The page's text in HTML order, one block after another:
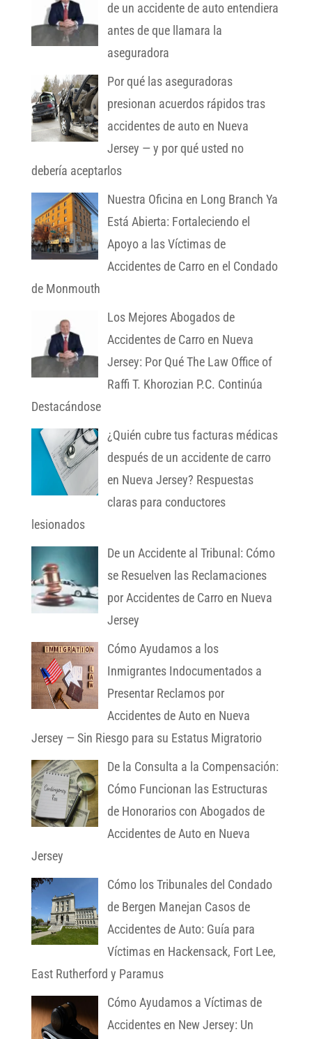
de un accidente de auto entendiera
antes de que llamara la
aseguradora
Por qué las aseguradoras
presionan acuerdos rápidos tras
accidentes de auto en Nueva
Jersey — y por qué usted no
debería aceptarlos
Nuestra Oficina en Long Branch Ya
Está Abierta: Fortaleciendo el
Apoyo a las Víctimas de
Accidentes de Carro en el Condado
de Monmouth
Los Mejores Abogados de
Accidentes de Carro en Nueva
Jersey: Por Qué The Law Office of
Raffi T. Khorozian P.C. Continúa
Destacándose
¿Quién cubre tus facturas médicas
después de un accidente de carro
en Nueva Jersey? Respuestas
claras para conductores
lesionados
De un Accidente al Tribunal: Cómo
se Resuelven las Reclamaciones
por Accidentes de Carro en Nueva
Jersey
Cómo Ayudamos a los
Inmigrantes Indocumentados a
Presentar Reclamos por
Accidentes de Auto en Nueva
Jersey — Sin Riesgo para su Estatus Migratorio
De la Consulta a la Compensación:
Cómo Funcionan las Estructuras
de Honorarios con Abogados de
Accidentes de Auto en Nueva
Jersey
Cómo los Tribunales del Condado
de Bergen Manejan Casos de
Accidentes de Auto: Guía para
Víctimas en Hackensack, Fort Lee,
East Rutherford y Paramus
Cómo Ayudamos a Víctimas de
Accidentes en New Jersey: Un